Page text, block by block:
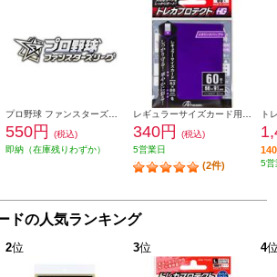
550円
(税込)
即納（在庫残りわずか）
340円
(税込)
5営業日
(2件) 5営
ドの人気ランキング
2位 3位 4